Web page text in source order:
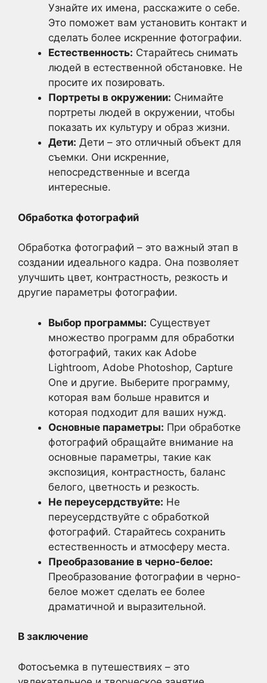
Узнайте их имена, расскажите о себе.
Это поможет вам установить контакт и
сделать более искренние фотографии.
Естественность: Старайтесь снимать
людей в естественной обстановке. Не
просите их позировать.
Портреты в окружении: Снимайте
портреты людей в окружении, чтобы
показать их культуру и образ жизни.
Дети: Дети – это отличный объект для
съемки. Они искренние,
непосредственные и всегда
интересные.
Обработка фотографий
Обработка фотографий – это важный этап в
создании идеального кадра. Она позволяет
улучшить цвет, контрастность, резкость и
другие параметры фотографии.
Выбор программы: Существует
множество программ для обработки
фотографий, таких как Adobe
Lightroom, Adobe Photoshop, Capture
One и другие. Выберите программу,
которая вам больше нравится и
которая подходит для ваших нужд.
Основные параметры: При обработке
фотографий обращайте внимание на
основные параметры, такие как
экспозиция, контрастность, баланс
белого, цветность и резкость.
Не переусердствуйте: Не
переусердствуйте с обработкой
фотографий. Старайтесь сохранить
естественность и атмосферу места.
Преобразование в черно-белое:
Преобразование фотографии в черно-
белое может сделать ее более
драматичной и выразительной.
В заключение
Фотосъемка в путешествиях – это